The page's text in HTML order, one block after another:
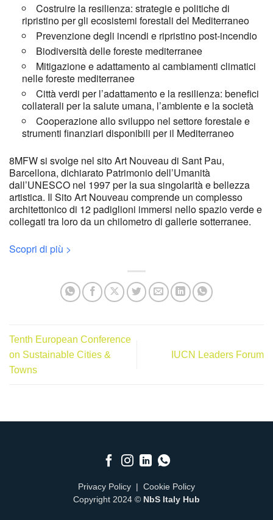
Costruire la resilienza: strategie e politiche di
ripristino per gli ecosistemi forestali del Mediterraneo
Prevenzione degli incendi e ripristino post-incendio
Biodiversità delle foreste mediterranee
Mitigazione e adattamento ai cambiamenti climatici
nelle foreste mediterranee
Città verdi per l’adattamento e la resilienza: benefici
collaterali per la salute umana, l’ambiente e la società
Cooperazione allo sviluppo nel settore forestale e
strumenti finanziari disponibili per il Mediterraneo
8MFW si svolge nel sito Art Nouveau di Sant Pau,
Barcellona, ​​dichiarato Patrimonio dell’Umanità
dall’UNESCO nel 1997 per la sua singolarità e bellezza
artistica. Il Sito Art Nouveau comprende un complesso
architettonico di 12 padiglioni immersi nello spazio verde e
collegati tra loro da un chilometro di gallerie sotterranee.
Scopri di più >
Tenth European Conference
on Sustainable Cities &
Towns
IUCN Leaders Forum
Privacy Policy
Cookie Policy
Copyright 2024 © NbS Italy Hub